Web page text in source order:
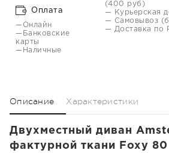
Оплата
—Онлайн
—Банковские
карты
—Наличные
(400 руб)
— Курьерская
— Самовывоз
— Доставка по
Описание Характеристики
Двухместный диван
фактурной ткани Foxy 80